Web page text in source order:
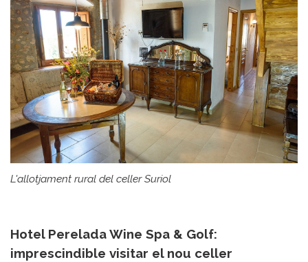
L'allotjament rural del celler Suriol
Hotel Perelada Wine Spa & Golf:
imprescindible visitar el nou celler